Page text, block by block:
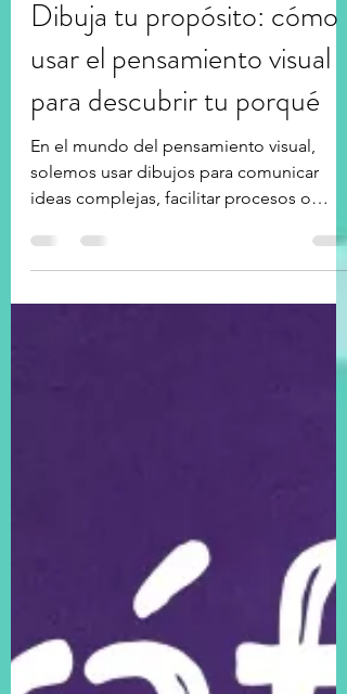
21 jul 2025
3 min de lectura
Dibuja tu propósito: cómo
usar el pensamiento visual
para descubrir tu porqué
En el mundo del pensamiento visual,
ideas complejas, facilitar procesos o
resumir eventos. Pero, ¿y si pudieras usar
esos mismos trazos para algo mucho más